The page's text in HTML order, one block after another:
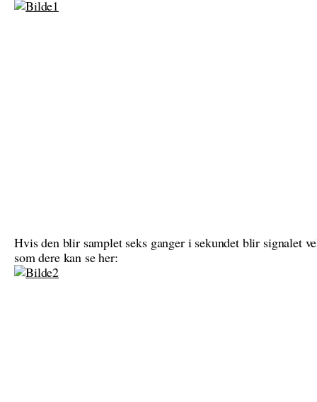
Hvis den blir samplet seks ganger i sekundet blir signalet
som dere kan se her: